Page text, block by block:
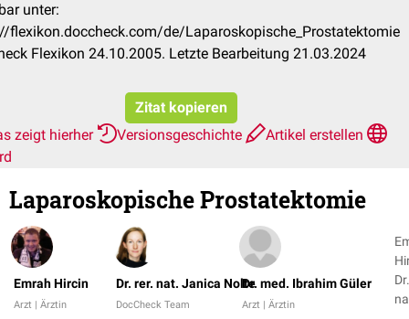
unter:
flexikon.doccheck.com/de/Laparoskopische_Prostatektomie
Flexikon 24.10.2005. Letzte Bearbeitung 21.03.2024
Zitat kopieren
zeigt hierher
Versionsgeschichte
Artikel erstellen
Laparoskopische Prostatektomie
Emrah Hircin
Arzt | Ärztin
Dr. rer. nat. Janica Nolte
DocCheck Team
Dr. med. Ibrahim Güler
Arzt | Ärztin